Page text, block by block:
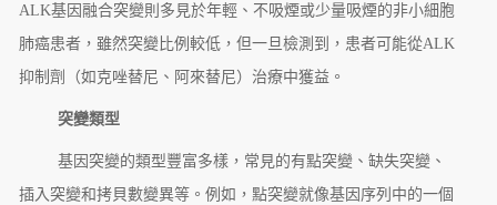
ALK基因融合突變則多見於年輕、不吸煙或少量吸煙的非小細胞
肺癌患者，雖然突變比例較低，但一旦檢測到，患者可能從ALK
抑制劑（如克唑替尼、阿來替尼）治療中獲益。
突變類型
基因突變的類型豐富多樣，常見的有點突變、缺失突變、
插入突變和拷貝數變異等。例如，點突變就像基因序列中的一個